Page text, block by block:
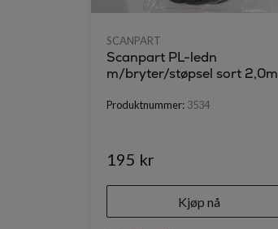
SCANPART
Scanpart PL-ledn
m/bryter/støpsel sort 2,0m
Produktnummer: 3534
195 kr
Kjøp nå